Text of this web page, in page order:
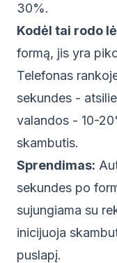
30%.
Kodėl tai rodo
formą, jis yra
Telefonas
sekundes -
valandos - 10-
skambutis.
Sprendimas:
sekundes po
sujungiama su
inicijuoja
puslapį.